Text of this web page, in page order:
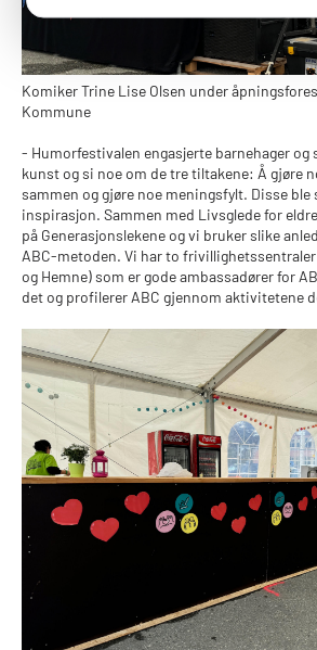
Komiker Trine Lise Olsen under
Kommune
- Humorfestivalen engasjerte barnehager og
kunst og si noe om de tre tiltakene: Å gjøre
sammen og gjøre noe meningsfylt. Disse
inspirasjon. Sammen med Livsglede for
på Generasjonslekene og vi bruker slike
ABC-metoden. Vi har to
og Hemne) som er gode ambassadører for
det og profilerer ABC gjennom aktivitetene